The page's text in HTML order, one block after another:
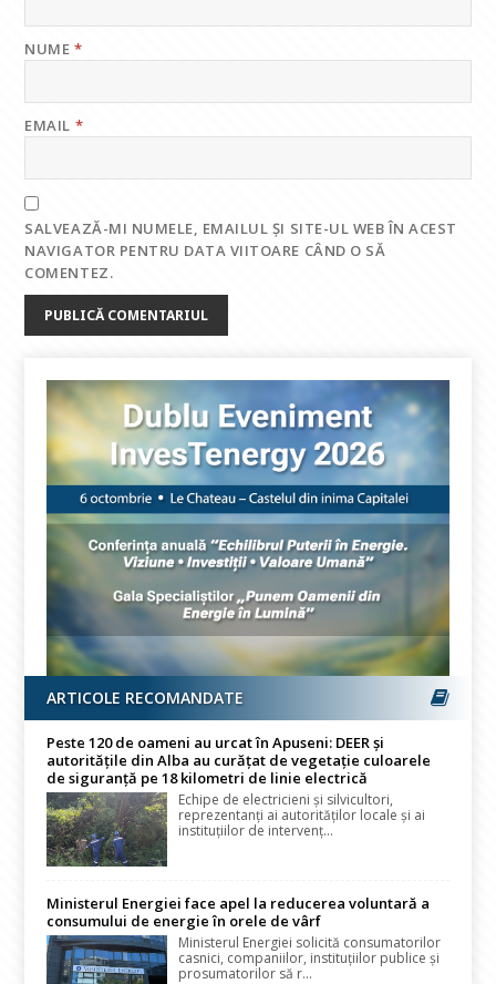
NUME*
EMAIL *
SALVEAZĂ-MI NUMELE, EMAILUL ȘI SITE-UL WEB ÎN ACEST
NAVIGATOR PENTRU DATA VIITOARE CÂND O SĂ
COMENTEZ.
ARTICOLE RECOMANDATE
Peste 120 de oameni au urcat în Apuseni: DEER și
autoritățile din Alba au curățat de vegetație culoarele
de siguranță pe 18 kilometri de linie electrică
Echipe de electricieni și silvicultori,
reprezentanți ai autorităților locale și ai
instituțiilor de intervenț...
Ministerul Energiei face apel la reducerea voluntară a
consumului de energie în orele de vârf
Ministerul Energiei solicită consumatorilor
casnici, companiilor, instituțiilor publice și
prosumatorilor să r...